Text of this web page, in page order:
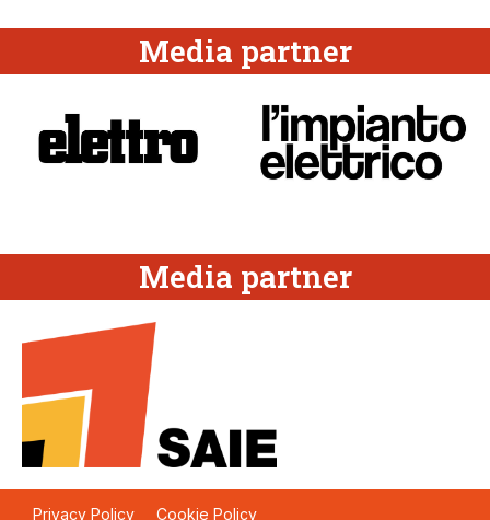
Media partner
Media partner
Privacy Policy Cookie Policy